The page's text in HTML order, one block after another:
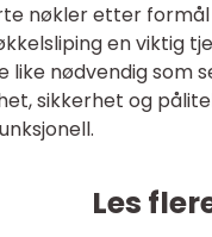
nøkler etter
en viktig
nødvendig som
sikkerhet og
Les